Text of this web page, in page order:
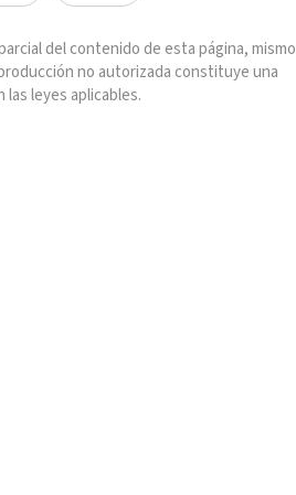
del contenido de esta página, mismo
no autorizada constituye una
leyes aplicables.